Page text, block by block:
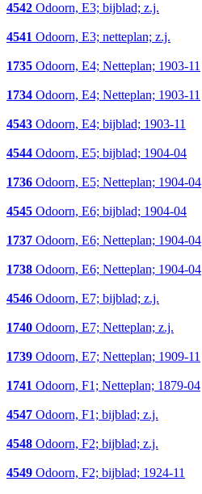
4542 Odoorn, E3; bijblad; z.j.
4541 Odoorn, E3; netteplan; z.j.
1735 Odoorn, E4; Netteplan; 1903-11
1734 Odoorn, E4; Netteplan; 1903-11
4543 Odoorn, E4; bijblad; 1903-11
4544 Odoorn, E5; bijblad; 1904-04
1736 Odoorn, E5; Netteplan; 1904-04
4545 Odoorn, E6; bijblad; 1904-04
1737 Odoorn, E6; Netteplan; 1904-04
1738 Odoorn, E6; Netteplan; 1904-04
4546 Odoorn, E7; bijblad; z.j.
1740 Odoorn, E7; Netteplan; z.j.
1739 Odoorn, E7; Netteplan; 1909-11
1741 Odoorn, F1; Netteplan; 1879-04
4547 Odoorn, F1; bijblad; z.j.
4548 Odoorn, F2; bijblad; z.j.
4549 Odoorn, F2; bijblad; 1924-11